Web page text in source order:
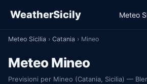
WeatherSicily Meteo
Meteo Sicilia › Catania › Mineo
Meteo Mineo
Previsioni per Mineo (Catania, Sicilia) —